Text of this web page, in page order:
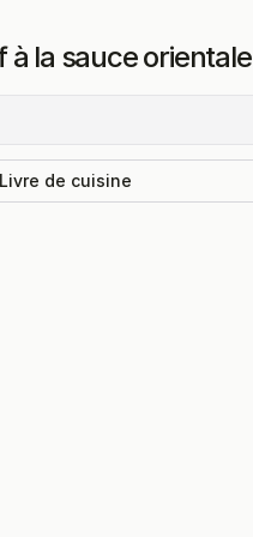
à la sauce orientale
Livre de cuisine